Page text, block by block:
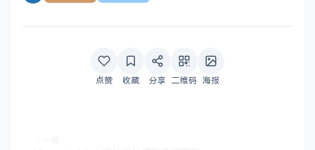
点赞 收藏 分享 二维码 海报